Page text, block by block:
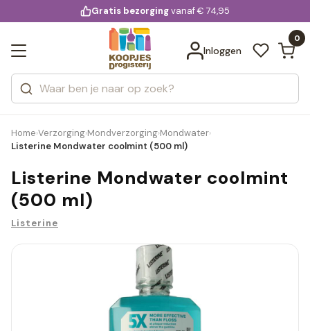
voor 20:00 uur besteld
Gratis bezorgingvanaf € 74,95
Inloggen
0
Zoeken
Categorieën
Merken
Bekijk alle resultaten
Home›Verzorging›Mondverzorging›Mondwater›
Listerine Mondwater coolmint (500 ml)
Listerine Mondwater coolmint
(500 ml)
Listerine